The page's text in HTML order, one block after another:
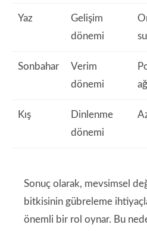
Yaz
Gelişim
dönemi
Sonbahar
Verim
dönemi
Kış
Dinlenme
dönemi
Sonuç olarak, mevsimsel
bitkisinin gübreleme
önemli bir rol oynar. Bu